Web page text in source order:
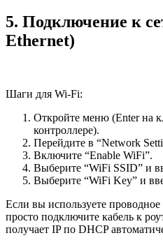
5. Подключение к
Ethernet)
Шаги для Wi‑Fi:
Откройте меню (Enter на
контроллере).
Перейдите в “Network
Включите “Enable WiFi”.
Выберите “WiFi SSID” и
Выберите “WiFi Key” и
Если вы используете
просто подключите кабель к
получает IP по DHCP